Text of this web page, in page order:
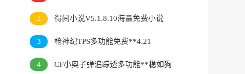
2 得间小说V5.1.8.10海量免费小说
3 枪神纪TPS多功能免费**4.21
4 CF小奥子弹追踪透多功能**稳如狗